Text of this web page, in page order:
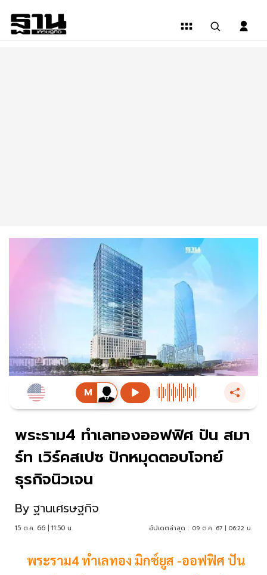
พระราม4 ทำเลทองออฟฟิศ ปัน สมา
ร์ท เวิร์คสเปซ ปักหมุดตอบโจทย์
ธุรกิจนิวเจน
By ฐานเศรษฐกิจ
15 ต.ค. 66 | 11:50 น. อัปเดตล่าสุด : 09 ต.ค. 67 | 06:22 น.
พระราม4 ทำเลทอง มิกซ์ยูส -ออฟฟิศ ปัน